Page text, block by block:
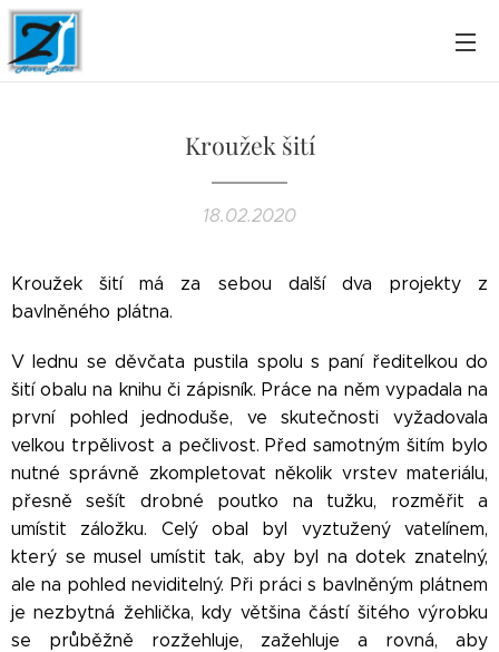
Kroužek šití
18.02.2020
Kroužek šití má za sebou další dva projekty z
bavlněného plátna.
V lednu se děvčata pustila spolu s paní ředitelkou do
šití obalu na knihu či zápisník. Práce na něm vypadala na
první pohled jednoduše, ve skutečnosti vyžadovala
velkou trpělivost a pečlivost. Před samotným šitím bylo
nutné správně zkompletovat několik vrstev materiálu,
přesně sešít drobné poutko na tužku, rozměřit a
umístit záložku. Celý obal byl vyztužený vatelínem,
který se musel umístit tak, aby byl na dotek znatelný,
ale na pohled neviditelný. Při práci s bavlněným plátnem
je nezbytná žehlička, kdy většina částí šitého výrobku
se průběžně rozžehluje, zažehluje a rovná, aby